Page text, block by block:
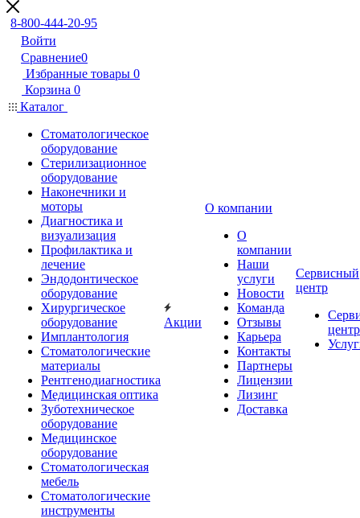
8-800-444-20-95
Войти
Сравнение0
Избранные товары 0
Корзина 0
Каталог
Стоматологическое
оборудование
Стерилизационное
оборудование
Наконечники и
моторы
Диагностика и
визуализация
Профилактика и
лечение
Эндодонтическое
оборудование
Хирургическое
оборудование
Имплантология
Стоматологические
материалы
Рентгенодиагностика
Медицинская оптика
Зуботехническое
оборудование
Медицинское
оборудование
Стоматологическая
мебель
Стоматологические
инструменты
Акции
О компании
О
компании
Наши
услуги
Новости
Команда
Отзывы
Карьера
Контакты
Партнеры
Лицензии
Лизинг
Доставка
Сервисный
центр
центр